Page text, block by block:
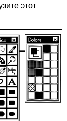
этот